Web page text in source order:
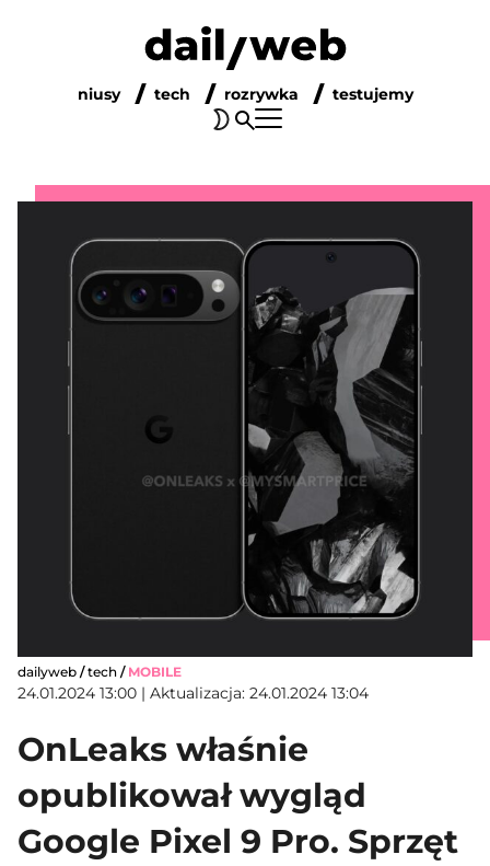
niusy tech rozrywka testujemy
dailyweb /tech / MOBILE
24.01.2024 13:00 | Aktualizacja: 24.01.2024 13:04
OnLeaks właśnie
opublikował wygląd
Google Pixel 9 Pro. Sprzęt